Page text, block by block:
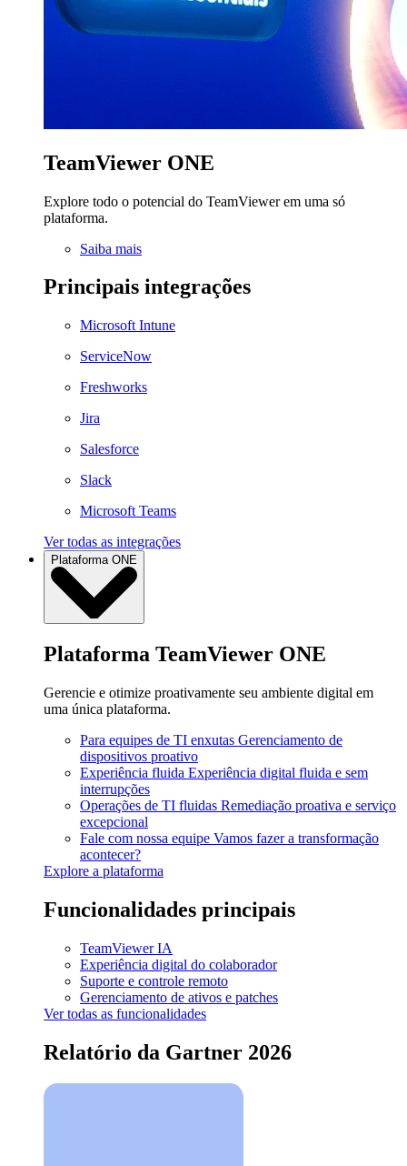
TeamViewer ONE
Explore todo o potencial do TeamViewer em uma só
plataforma.
Saiba mais
Principais integrações
Microsoft Intune
ServiceNow
Freshworks
Jira
Salesforce
Slack
Microsoft Teams
Ver todas as integrações
Plataforma ONE
Plataforma TeamViewer ONE
Gerencie e otimize proativamente seu ambiente digital em
uma única plataforma.
Para equipes de TI enxutas Gerenciamento de
dispositivos proativo
Experiência fluida Experiência digital fluida e sem
interrupções
Operações de TI fluidas Remediação proativa e serviço
excepcional
Fale com nossa equipe Vamos fazer a transformação
acontecer?
Explore a plataforma
Funcionalidades principais
TeamViewer IA
Experiência digital do colaborador
Suporte e controle remoto
Gerenciamento de ativos e patches
Ver todas as funcionalidades
Relatório da Gartner 2026